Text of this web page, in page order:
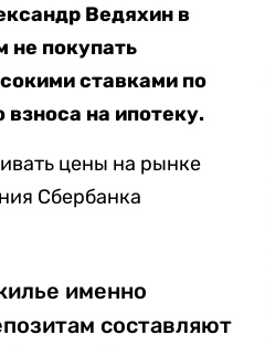
Ведяхин в
не покупать
ставками по
на ипотеку.
цены на рынке
Сбербанка
именно
составляют